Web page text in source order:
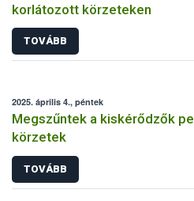
korlátozott körzeteken
TOVÁBB
2025. április 4., péntek
Megszűntek a kiskérődzők
körzetek
TOVÁBB